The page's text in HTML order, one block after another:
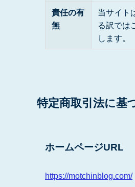
責任の有
無
当サイト
る訳では
します。
特定商取引法に基
ホームページURL
https://motchinblog.com/